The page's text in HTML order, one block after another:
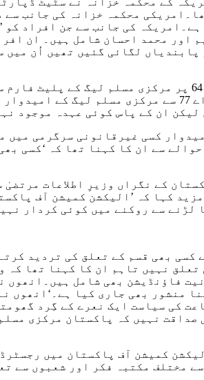
محکمہ خزانہ کی جانب سے
کی جانب سے جن افراد کو
اور محمد احسان شامل ہیں۔ ان
لگائی گئیں تھیں اُن میں
محمد فیاض احمد اور فیصل ندیم شیخ صوبہ سندھ سے صوبائی اسمبلی کی نشستوں پی ایس 43
محمد حارث ڈار اور مزمل اقبال ہاشمی صوبہ پنجاب میں قومی اسمبلی کے حلقوں این
ان کے پاس کوئی عہدہ موجود
کسی غیرقانونی سرگرمی میں
سے ان کا کہنا تھا کہ ‘کسی
کے نگراں وزیرِ اطلاعات مرتضیٰ
کہا کہ ’الیکشن کمیشن آف
سے روکنے میں کوئی کردار
بھی قسم کے تعلق کی تردید
فاؤنڈیشن بھی شامل ہیں۔انھوں
منشور بھی جاری کیا ہے۔‘انھوں
کی سیاست ایک نعرے کے گِرد
نہیں کہ پاکستان مرکزی
کمیشن آف پاکستان میں